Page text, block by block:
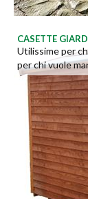
CASETTE
Utilissime per
per chi vuole